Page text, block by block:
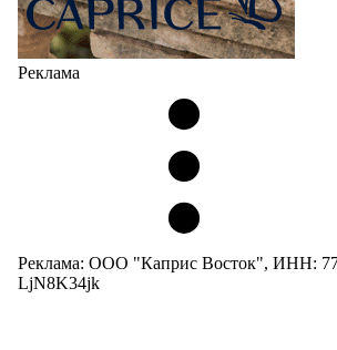
Реклама
Реклама: ООО "Каприс Восток", ИНН:
LjN8K34jk